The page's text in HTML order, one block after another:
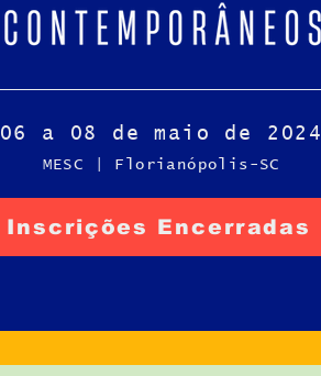
06 a 08 de maio de 2024
MESC | Florianópolis-SC
Inscrições Encerradas